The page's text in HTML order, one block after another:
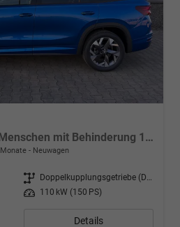
Sportline Angebot f. Menschen mit Behinderung 100%! 1.5 TSI 150PS DSG, 19" Alu, NAVI 13", MATRIX-LED-Scheinwerfer, KESSY, Alarm, Parksensoren vorn/hinten, Rückfahrkamera, Tempomat, Elektr. Heckklappe + Fahrersitz, Sitzheizung, 3-Zonen-Climatronic
Neuwagen
Getriebe
Doppelkupplungsgetriebe (DSG)
Leistung 110 kW (150 PS)
Details